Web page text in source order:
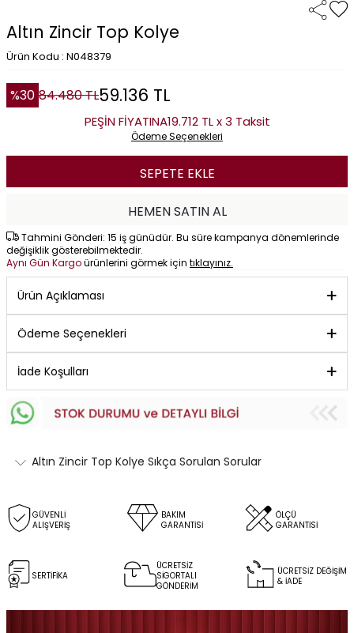
Altın Zincir Top Kolye
Ürün Kodu : N048379
%30 84.480TL59.136 TL
PEŞİN FİYATINA19.712 TL x 3 Taksit
Ödeme Seçenekleri
SEPETE EKLE
HEMEN SATIN AL
Tahmini Gönderi: 15 iş günüdür. Bu süre kampanya dönemlerinde
değişiklik gösterebilmektedir.
Aynı Gün Kargoürünlerini görmek için tıklayınız.
Ürün Açıklaması
Ödeme Seçenekleri
İade Koşulları
Altın Zincir Top Kolye Sıkça Sorulan Sorular
GÜVENLİ
ALIŞVERİŞ
BAKIM
GARANTİSİ
ÖLÇÜ
GARANTİSİ
SERTİFİKA
ÜCRETSİZ
SİGORTALI
GÖNDERİM
ÜCRETSİZ DEĞİŞİM
& İADE